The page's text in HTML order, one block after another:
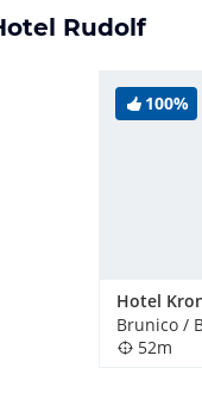
Rudolf
100%
Hotel
Brunico /
52m